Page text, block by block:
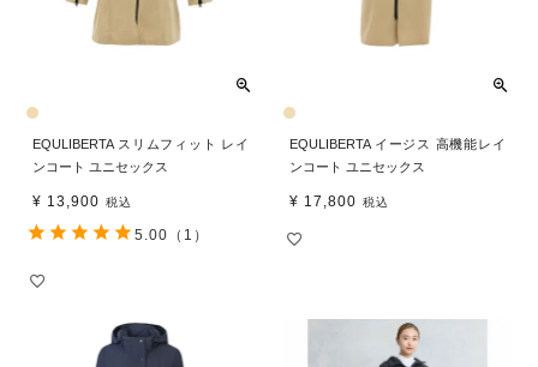
EQULIBERTA スリムフィット レイ
ンコート ユニセックス
¥ 13,900 税込
5.00 （1）
EQULIBERTA イージス 高機能レイ
ンコート ユニセックス
¥ 17,800 税込